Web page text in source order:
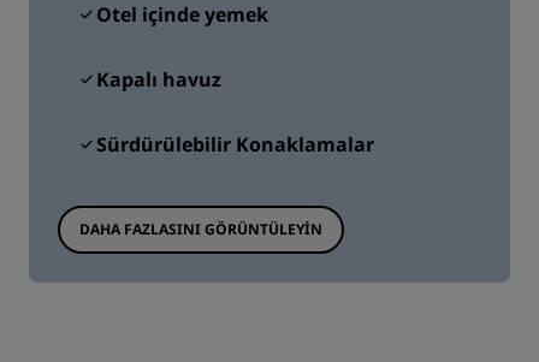
Otel içinde yemek
Kapalı havuz
Sürdürülebilir Konaklamalar
DAHA FAZLASINI GÖRÜNTÜLEYIN